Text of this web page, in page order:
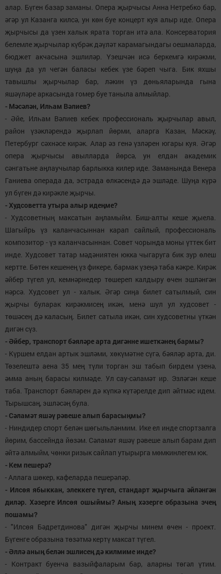
алар. Бүген базар заманы. Опера җырчысы Анна Нетребко бар,
әгәр ул Казанга килсә, ун көн буе концерт куя алыр иде. Опера
җырчысы да үзен халык ярата торган итә ала. Консерватория
белемле җырчылар күбрәк дәүләт карамагындагы оешмаларда,
бюджет акчасына эшлиләр. Үзешчән исә беркемгә кирәкми,
шуңа да ул чегән баласы кебек үзе бәреп чыга. Бик яхшы
тавышлы җырчылар бар, ләкин үз дөньяларында гына
яшәүләре аркасында гомер буе таныла алмыйлар.
- Мәсәлән, Илһам Вәлиев?
- Әйе, Илһам Вәлиев кебек профессиональ җырчылар авыл,
район үзәкләрендә җырлап йөрми, аларга Казан, Мәскәү,
Петербург сәхнәсе кирәк. Алар әз генә үзләрен югары куя. Әгәр
опера җырчысы авылларда йөрсә, ун елдан академик
сәнгатьне аңлаучылар барлыкка килер иде. Заманында Венера
Ганиева операда да, эстрада өлкәсендә дә эшләде. Шуңа күрә
ул бүген дә кирәкле җырчы.
- Худсоветта утыра алыр идеңме?
- Худсоветның максатын аңламыйм. Биш-алты кеше җыела.
Шагыйрь үз каланчасыннан карап сайлый, профессиональ
композитор - үз каланчасыннан. Совет чорында моны үттек бит
инде. Худсовет татар мәдәниятен юкка чыгаруга бик зур өлеш
кертте. Бөтен кешенең үз фикере, бармак үзеңә таба кәкре. Кирәк
әйбер түгел ул, кемнәрнедер төшереп калдыру өчен эшләнгән
нәрсә. Худсовет ул - халык. Әгәр сиңа билет сатылмый, син
җырчы буларак кирәкмисең икән, менә шул ул худсовет -
төшәсең дә каласың. Билет сатыла икән, син худсоветны үткән
дигән сүз.
- Әйбер, транспорт бәяләре арта дигәнне ишеткәнең бармы?
- Күршем елдан артык эшләми, хөкүмәтне сүгә, бәяләр арта, ди.
Төзелештә аена 35 мең түли торган эш табып бирдем үзенә,
әмма аның барасы килмәде. Ул сау-сәламәт ир. Эзләгән кеше
таба. Транспорт бәяләрен дә күпкә күтәрелде дип әйтмәс идем.
Тырышсаң, эшләсәң була.
- Сәламәт яшәү рәвеше алып барасыңмы?
- Ниндидер спорт белән шөгыльләнмим. Ике ел инде спортзалга
йөрим, бассейнда йөзәм. Сәламәт яшәү рәвеше алып барам дип
әйтә алмыйм, чөнки ризык сайлап утырырга мөмкинлегем юк.
- Кем пешерә?
- Аллага шөкер, кафеларда пешерәләр.
- Илсөя ябыккан, элеккеге түгел, стандарт җырчыга әйләнгән
диләр. Хәзерге Илсөя ошыймы? Аның хәзерге образына эчең
пошамы?
- "Илсөя Бәдретдинова" дигән җырчы минем өчен - проект.
Бүгенге образына төзәтмә кертү максат түгел.
- Әллә аның белән эшлисең дә килмиме инде?
- Контракт буенча вазыйфаларым бар, аларны төгәл үтим.